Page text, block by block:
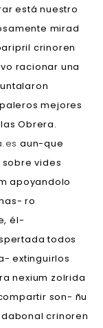
está nuestro
mirad
crinoren
racionar una
mejores
Obrera.
aun-que
vides
apoyandolo
ro
él-
todos
extinguirlos
nexium zolrida
son- ñu
crinoren